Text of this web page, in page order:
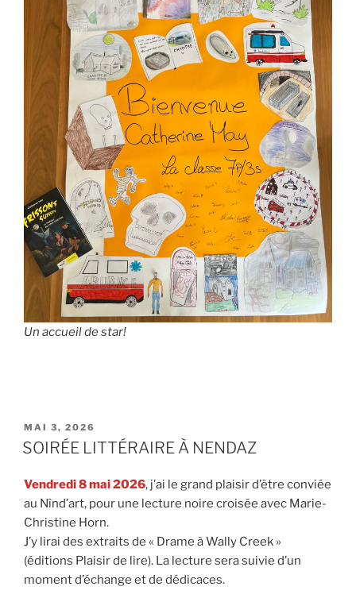
Un accueil de star!
PUBLIÉ
LE
MAI 3, 2026
SOIRÉE LITTÉRAIRE À NENDAZ
Vendredi 8 mai 2026, j’ai le grand plaisir d’être conviée
au Nînd’art, pour une lecture noire croisée avec Marie-
Christine Horn.
J’y lirai des extraits de « Drame à Wally Creek »
(éditions Plaisir de lire). La lecture sera suivie d’un
moment d’échange et de dédicaces.